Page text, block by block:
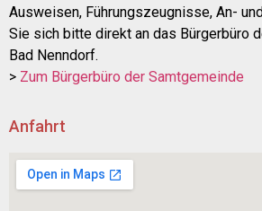
Ausweisen, Führungszeugnisse, An-
Sie sich bitte direkt an das Bürgerbüro
Bad Nenndorf.
> Zum Bürgerbüro der Samtgemeinde
Anfahrt